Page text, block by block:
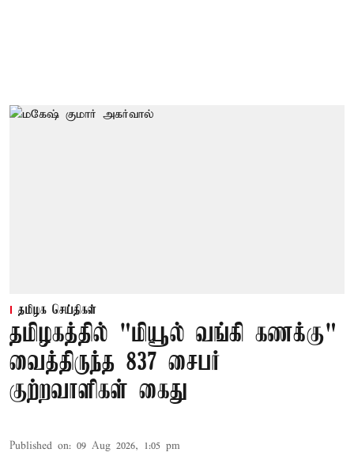
தமிழக செய்திகள்
தமிழகத்தில் "மியூல் வங்கி கணக்கு"
வைத்திருந்த 837 சைபர்
குற்றவாளிகள் கைது
Published on: 09 Aug 2026, 1:05 pm